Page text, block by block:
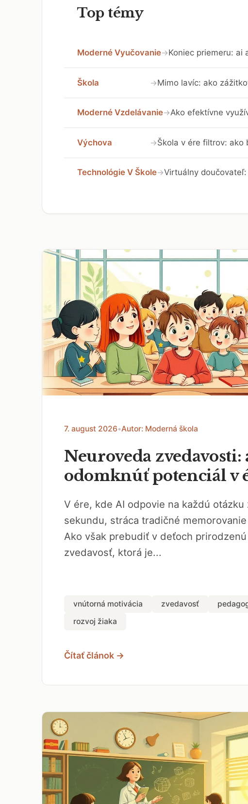
Top témy
Moderné Vyučovanie→Koniec priemeru: ai
Škola →Mimo lavíc: ako
Moderné Vzdelávanie→Ako efektívne
Výchova →Škola v ére filtrov: ako
Technológie V Škole→Virtuálny
7. august 2026•Autor: Moderná škola
Neuroveda zvedavosti:
odomknúť potenciál v
V ére, kde AI odpovie na každú otázku
sekundu, stráca tradičné
Ako však prebudiť v deťoch prirodzenú
zvedavosť, ktorá je...
vnútorná motivácia zvedavosť
rozvoj žiaka
Čítať článok →